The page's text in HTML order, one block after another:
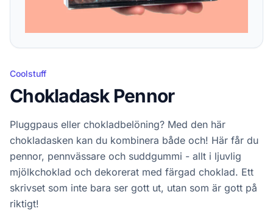
Coolstuff
Chokladask Pennor
Pluggpaus eller chokladbelöning? Med den här
chokladasken kan du kombinera både och! Här får du
pennor, pennvässare och suddgummi - allt i ljuvlig
mjölkchoklad och dekorerat med färgad choklad. Ett
skrivset som inte bara ser gott ut, utan som är gott på
riktigt!